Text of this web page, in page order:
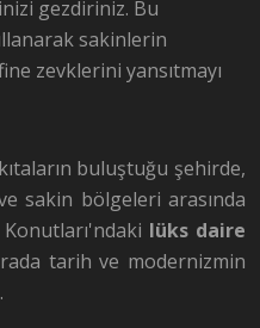
gezdiriniz. Bu
sakinlerin
zevklerini yansıtmayı
buluştuğu şehirde,
sakin bölgeleri arasında
lüks daire
tarih ve modernizmin